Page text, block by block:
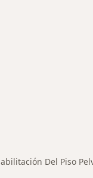
Del Piso